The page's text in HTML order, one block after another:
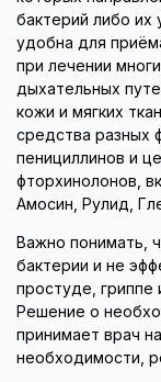
бактерий либо их
удобна для
при лечении
дыхательных
кожи и мягких
средства разных
пенициллинов и
фторхинолонов,
Амосин, Рулид,
Важно понимать,
бактерии и не
простуде, гриппе
Решение о
принимает врач
необходимости,